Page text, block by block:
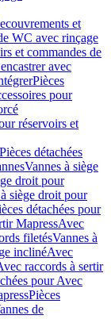
et
WC avec rinçage
et commandes de
avec
Pièces
pour
réservoirs et
Pièces détachées
Vannes à siège
droit pour
siège droit pour
détachées pour
MapressAvec
filetésVannes à
inclinéAvec
raccords à sertir
pour Avec
Pièces
de